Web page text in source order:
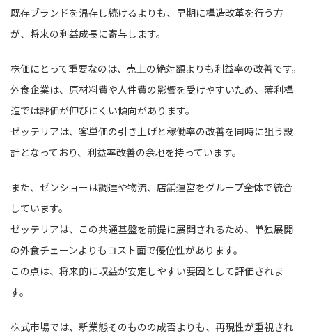
既存ブランドを温存し続けるよりも、早期に構造改革を行う方
が、将来の利益成長に寄与します。
株価にとって重要なのは、売上の絶対額よりも利益率の改善です。
外食企業は、原材料費や人件費の影響を受けやすいため、薄利構
造では評価が伸びにくい傾向があります。
ゼッテリアは、客単価の引き上げと稼働率の改善を同時に狙う設
計となっており、利益率改善の余地を持っています。
また、ゼンショーは調達や物流、店舗運営をグループ全体で統合
しています。
ゼッテリアは、この共通基盤を前提に展開されるため、単独展開
の外食チェーンよりもコスト面で優位性があります。
この点は、将来的に収益が安定しやすい要因として評価されま
す。
株式市場では、新業態そのものの成否よりも、再現性が重視され